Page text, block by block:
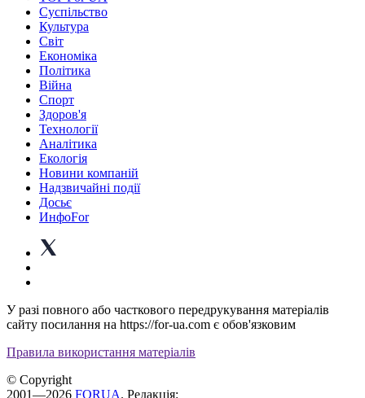
Суспiльство
Культура
Світ
Економіка
Політика
Війна
Спорт
Здоров'я
Технології
Аналітика
Екологія
Новини компаній
Надзвичайні події
Досьє
ИнфоFor
У разі повного або часткового передрукування матеріалів
сайту посилання на https://for-ua.com є обов'язковим
Правила використання матеріалів
© Copyright
2001—2026 FORUA. Редакція: